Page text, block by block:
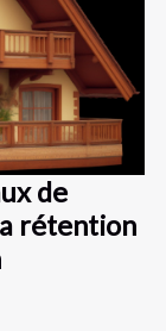
de
rétention